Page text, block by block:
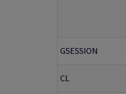
GSESSION
CL